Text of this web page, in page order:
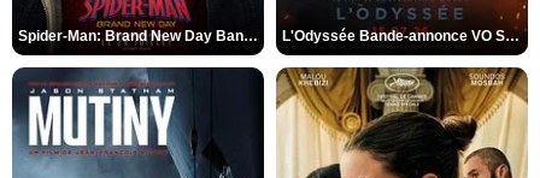
Spider-Man: Brand New Day Bande-annonce VO STFR L'Odyssée Bande-annonce VO STFR